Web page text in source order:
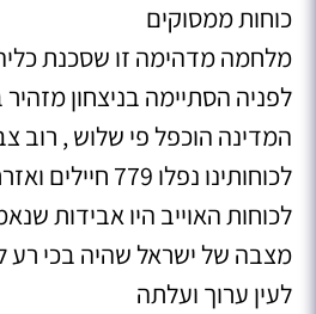
כוחות ממסוקים
מלחמה מדהימה זו שסכנת כליה
לפניה הסתיימה בניצחון מזהיר
המדינה הוכפל פי שלוש , רוב
לכוחותינו נפלו 779 חיילים ואזרחים
מצבה של ישראל שהיה בכי רע
לעין ערוך ועלתה